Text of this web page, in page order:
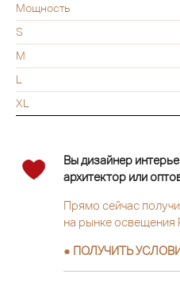
Мощность
S
M
L
XL
Вы дизайнер
архитектор или
Прямо сейчас
на рынке освещения
● ПОЛУЧИТЬ